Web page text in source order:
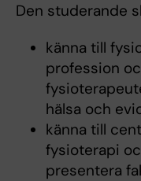
Den studerande
känna till
profession
hälsa och
känna till
fysioterapi
presentera